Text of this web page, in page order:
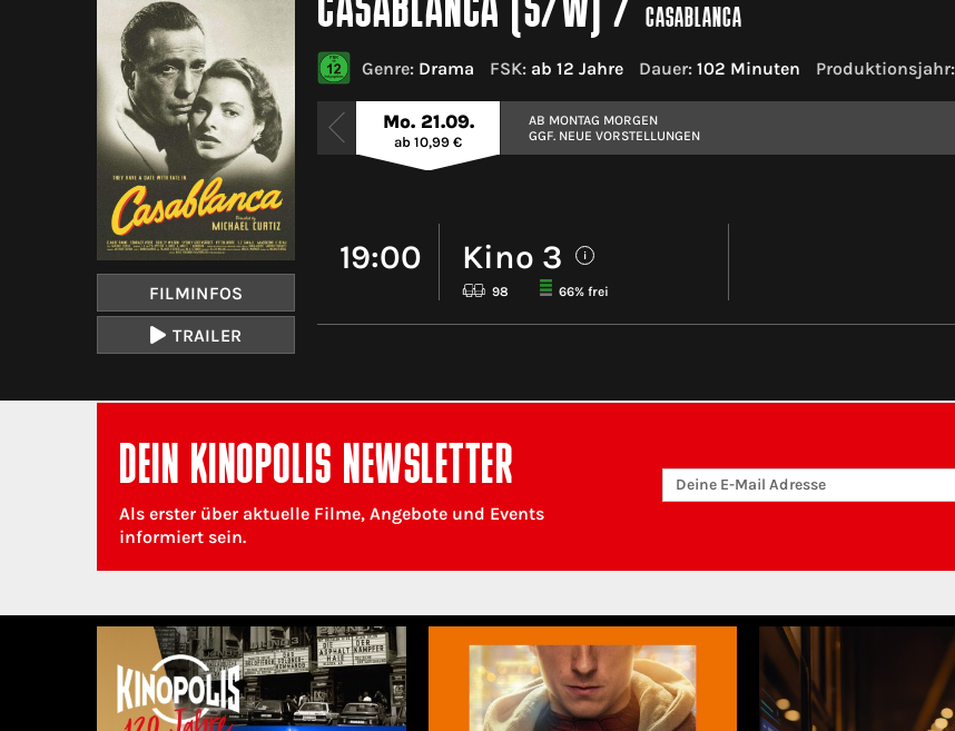
FILMINFOS
TRAILER
CASABLANCA (S/W) / CASABLANCA
Genre: Drama FSK: ab 12 Jahre Dauer: 102 Minuten Produktionsjahr:
Mo. 21.09.
ab 10,99 €
AB MONTAG MORGEN
GGF. NEUE VORSTELLUNGEN
19:00 Kino 3 i
98 66% frei
DEIN KINOPOLIS NEWSLETTER
Als erster über aktuelle Filme, Angebote und Events
informiert sein.